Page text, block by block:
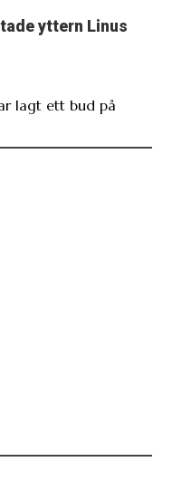
yttern Linus
lagt ett bud på